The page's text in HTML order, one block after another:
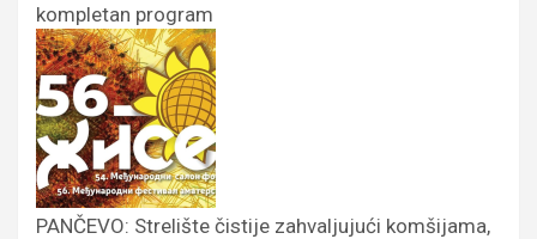
kompletan program
PANČEVO: Strelište čistije zahvaljujući komšijama,